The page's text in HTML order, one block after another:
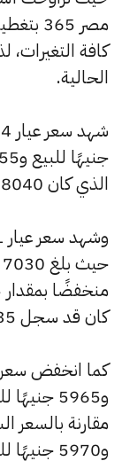
مصر
كافة
الحالية.
الذي كان 8040 جنيهًا للبيع و7960 جنيهًا للشراء.
كان قد سجل 7035 جنيهًا للبيع و 6965 جنيهًا للشراء.
و5970 جنيهًا للشراء.